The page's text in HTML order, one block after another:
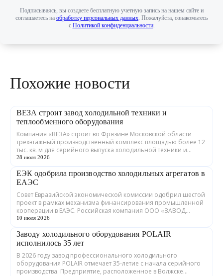
Подписываясь, вы создаете бесплатную учетную запись на нашем сайте и
соглашаетесь на обработку персональных данных. Пожалуйста, ознакомьтесь
с Политикой конфиденциальности.
Похожие новости
ВЕЗА строит завод холодильной техники и
теплообменного оборудования
Компания «ВЕЗА» строит во Фрязине Московской области
трехэтажный производственный комплекс площадью более 12
тыс. кв. м для серийного выпуска холодильной техники и
теплообменного оборудования. ...
28 июля 2026
ЕЭК одобрила производство холодильных агрегатов в
ЕАЭС
Совет Евразийской экономической комиссии одобрил шестой
проект в рамках механизма финансирования промышленной
кооперации в ЕАЭС. Российская компания ООО «ЗАВОД
ГРАДИЕНТ» совместно с предприятия...
10 июля 2026
Заводу холодильного оборудования POLAIR
исполнилось 35 лет
В 2026 году завод профессионального холодильного
оборудования POLAIR отмечает 35-летие с начала серийного
производства. Предприятие, расположенное в Волжске